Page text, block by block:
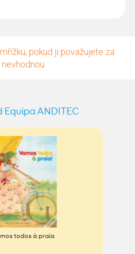
pokud ji považujete za
nevhodnou
Equipa ANDITEC
todos à praia